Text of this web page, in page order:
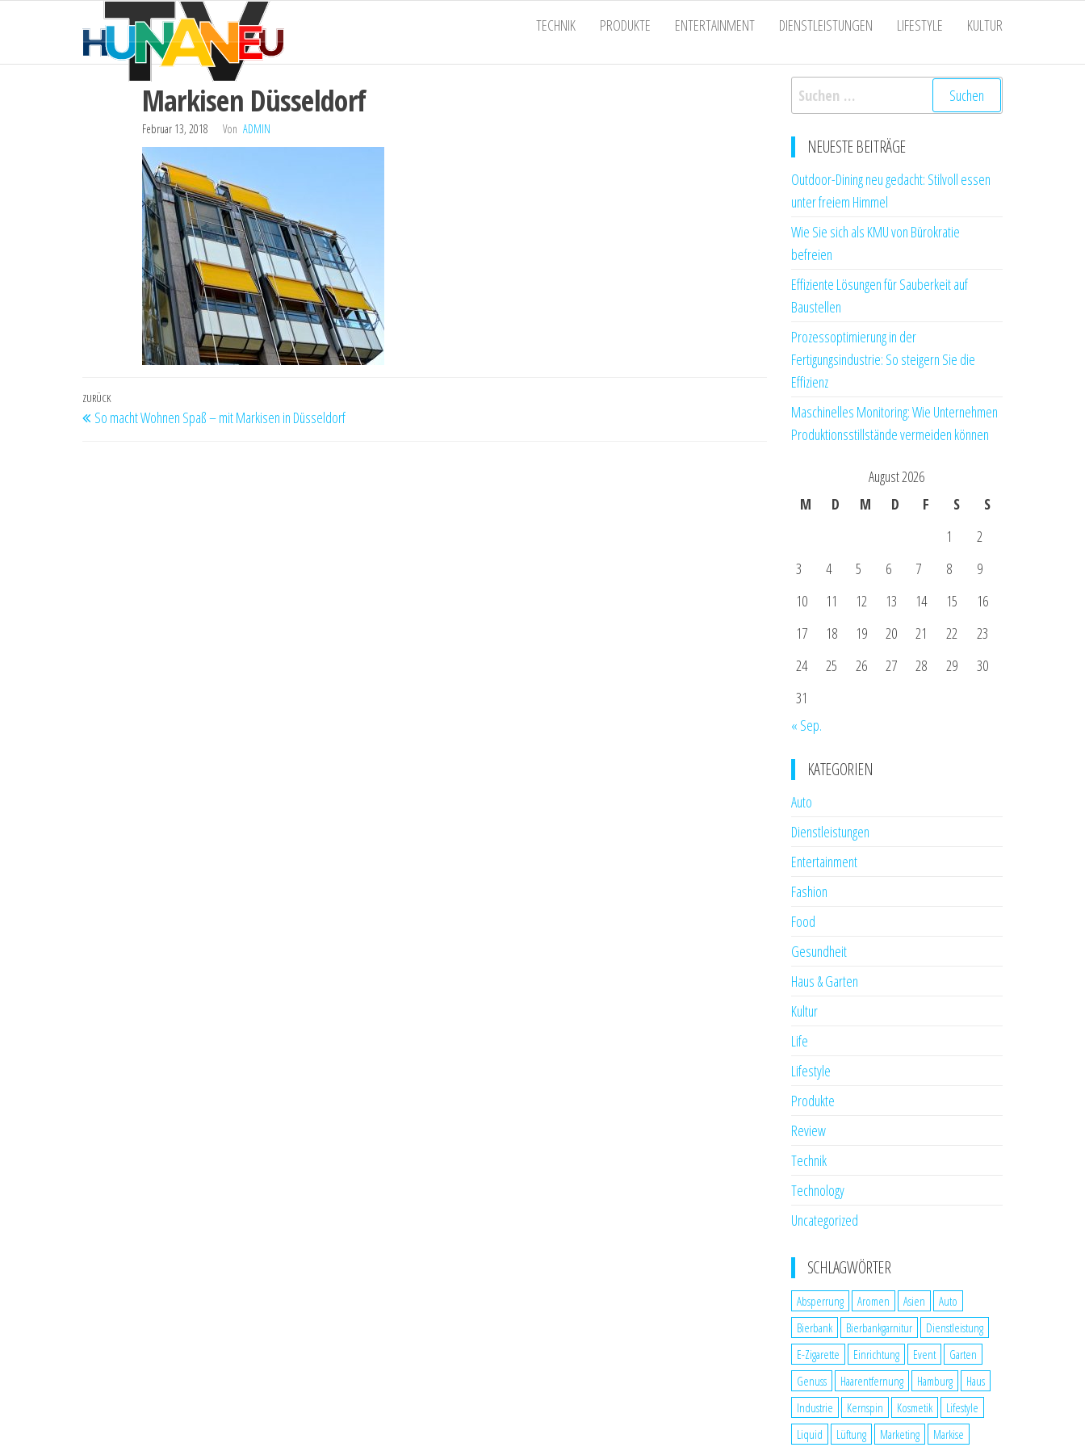
TECHNIK PRODUKTE ENTERTAINMENT DIENSTLEISTUNGEN LIFESTYLE KULTUR
Markisen Düsseldorf
Februar 13, 2018 Von ADMIN
Beitragsnavigation
Vorheriger
Beitrag
ZURÜCK
So macht Wohnen Spaß – mit Markisen in Düsseldorf
Suchen
nach:
NEUESTE BEITRÄGE
Outdoor-Dining neu gedacht: Stilvoll essen
unter freiem Himmel
Wie Sie sich als KMU von Bürokratie
befreien
Effiziente Lösungen für Sauberkeit auf
Baustellen
Prozessoptimierung in der
Fertigungsindustrie: So steigern Sie die
Effizienz
Maschinelles Monitoring: Wie Unternehmen
Produktionsstillstände vermeiden können
August 2026
M
D M D F S
S
1
2
3
4 5 6 7 8
9
10
11 12 13 14 15
16
17
18 19 20 21 22
23
24
25 26 27 28 29
30
31
« Sep.
KATEGORIEN
Auto
Dienstleistungen
Entertainment
Fashion
Food
Gesundheit
Haus & Garten
Kultur
Life
Lifestyle
Produkte
Review
Technik
Technology
Uncategorized
SCHLAGWÖRTER
Absperrung Aromen Asien
Auto
Bierbank
Bierbankgarnitur
Dienstleistung
E-Zigarette
Einrichtung Event
Garten
Genuss
Haarentfernung Hamburg
Haus
Industrie
Kernspin Kosmetik
Lifestyle
Liquid
Lüftung Marketing Markise